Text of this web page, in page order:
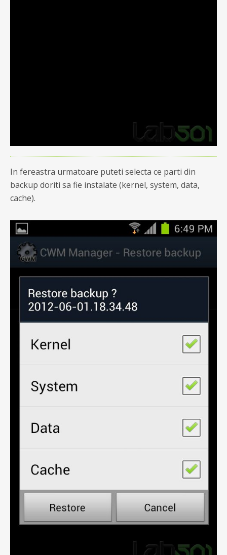
In fereastra urmatoare puteti selecta ce parti din
backup doriti sa fie instalate (kernel, system, data,
cache).